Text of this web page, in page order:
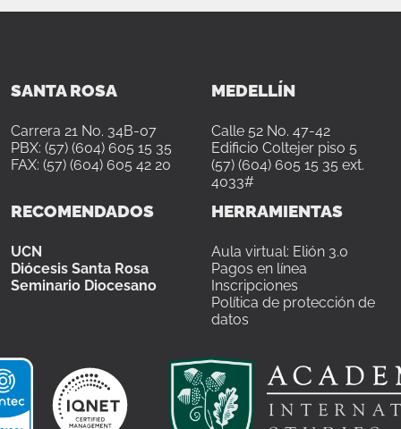
SANTA ROSA
Carrera 21 No. 34B-07
PBX: (57) (604) 605 15 35
FAX: (57) (604) 605 42 20
MEDELLÍN
Calle 52 No. 47-42
Edificio Coltejer piso 5
(57) (604) 605 15 35 ext.
4033#
RECOMENDADOS
UCN
Diócesis Santa Rosa
Seminario Diocesano
HERRAMIENTAS
Aula virtual: Elión 3.0
Pagos en línea
Inscripciones
Política de protección de
datos